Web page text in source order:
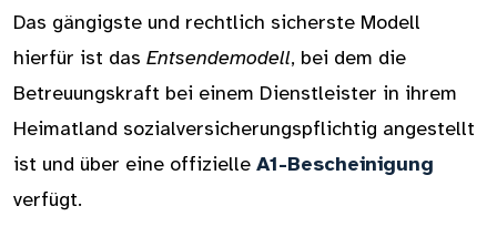
Das gängigste und rechtlich sicherste Modell
hierfür ist das Entsendemodell, bei dem die
Betreuungskraft bei einem Dienstleister in ihrem
Heimatland sozialversicherungspflichtig angestellt
ist und über eine offizielle A1-Bescheinigung
verfügt.